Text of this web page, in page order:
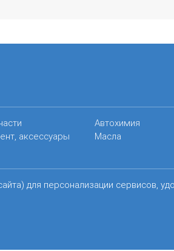
аксессуары
Автохимия
Масла
для персонализации сервисов,